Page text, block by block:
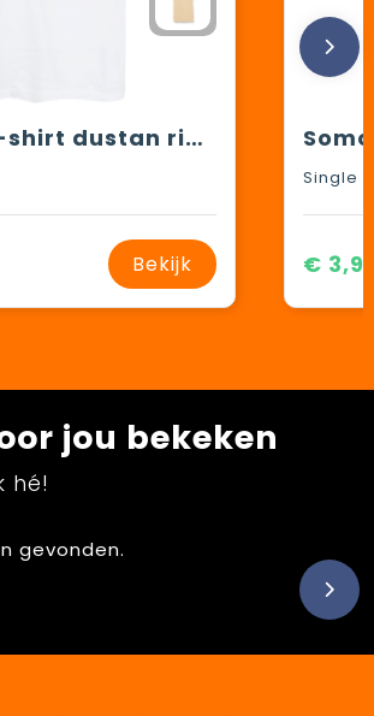
Cotton t-shirt dustan river
Bekijk €
jou bekeken
hé!
gevonden.